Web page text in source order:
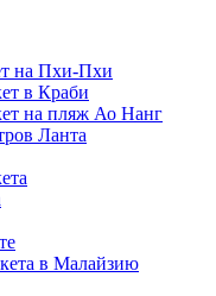
на Пхи-Пхи
в Краби
на пляж Ао Нанг
Ланта
в Малайзию